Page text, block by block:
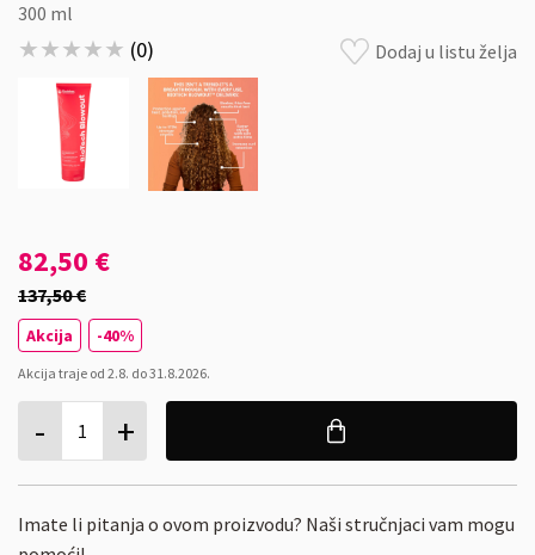
300 ml
★★★★★
★★★★★ (0) Dodaj u listu želja
82,50 €
137,50 €
Akcija -40%
Akcija traje od 2.8. do31.8.2026.
- 1 +
Imate li pitanja o ovom proizvodu? Naši stručnjaci vam mogu